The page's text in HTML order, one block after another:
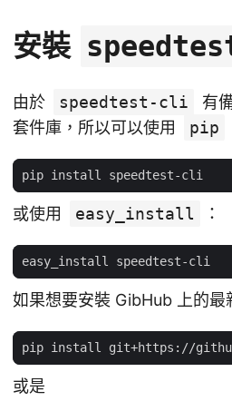
安裝
由於 speedtest-cli
有
套件庫，所以可以使用
pip
或使用 easy_install ：
如果想要安裝 GibHub 上的最
或是